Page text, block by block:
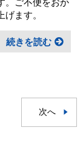
。ご不便をおか
ます。
続きを読む
次へ